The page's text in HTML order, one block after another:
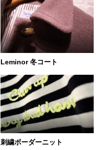
Leminor 冬コート
刺繍ボーダーニット